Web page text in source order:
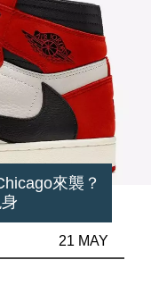
來襲？
21 MAY